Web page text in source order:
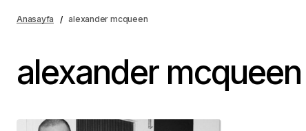
Anasayfa alexander mcqueen
alexander mcqueen